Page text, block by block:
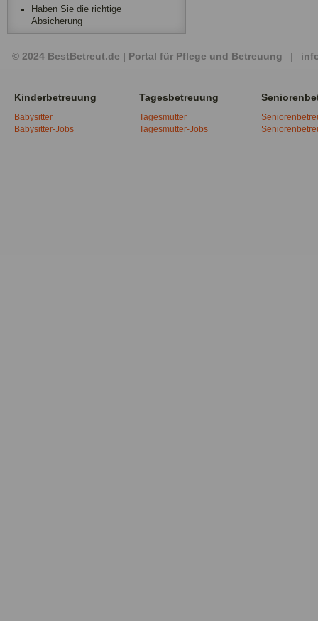
Haben Sie die richtige
Absicherung
© 2024 BestBetreut.de | Portal für Pflege und Betreuung |
Kinderbetreuung
Babysitter
Babysitter-Jobs
Tagesbetreuung
Tagesmutter
Tagesmutter-Jobs